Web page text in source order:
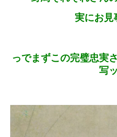
実にお見
っでまずこの完璧忠実
写ッ